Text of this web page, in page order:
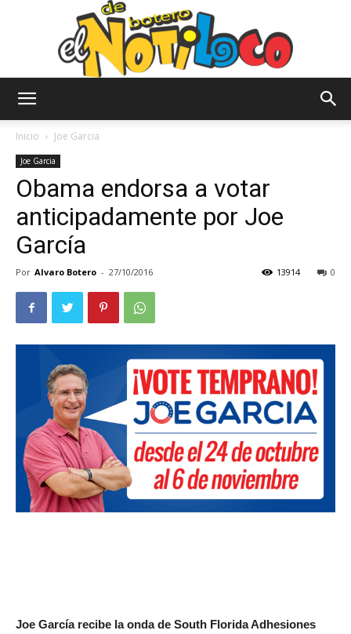
Notiloco
Inicio Joe Garcia
Joe Garcia
Obama endorsa a votar
anticipadamente por Joe
García
Por Alvaro Botero - 27/10/2016 0
13914
Joe García recibe la onda de South Florida Adhesiones